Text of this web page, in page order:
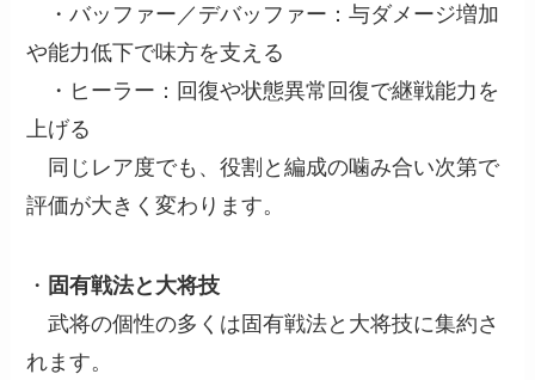
・バッファー／デバッファー：与ダメージ増加
や能力低下で味方を支える
・ヒーラー：回復や状態異常回復で継戦能力を
上げる
同じレア度でも、役割と編成の噛み合い次第で
評価が大きく変わります。
・ 固有戦法と大将技
武将の個性の多くは固有戦法と大将技に集約さ
れます。